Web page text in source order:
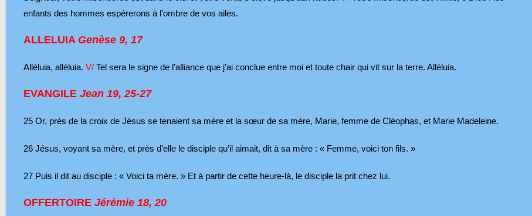
enfants des hommes espérerons à l’ombre de vos ailes.
ALLELUIA Genèse 9, 17
Alléluia, alléluia. V/Tel sera le signe de l’alliance que j’ai conclue entre moi et toute chair qui vit sur la terre. Alléluia.
EVANGILE Jean 19, 25-27
25Or, près de la croix de Jésus se tenaient sa mère et la sœur de sa mère, Marie, femme de Cléophas, et Marie Madeleine.
26Jésus, voyant sa mère, et près d’elle le disciple qu’il aimait, dit à sa mère : « Femme, voici ton fils. »
27Puis il dit au disciple : « Voici ta mère. » Et à partir de cette heure-là, le disciple la prit chez lui.
OFFERTOIRE Jérémie 18, 20